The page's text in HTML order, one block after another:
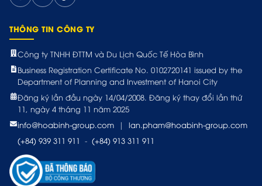
THÔNG TIN CÔNG TY
Công ty TNHH ĐTTM và Du Lịch Quốc Tế Hòa Bình
Business Registration Certificate No. 0102720141 issued by the
Department of Planning and Investment of Hanoi City
Đăng ký lần đầu ngày 14/04/2008. Đăng ký thay đổi lần thứ
11, ngày 4 tháng 11 năm 2025
info@hoabinh-group.com
|
lan.pham@hoabinh-group.com
(+84) 939 311 911 - (+84) 913 311 911